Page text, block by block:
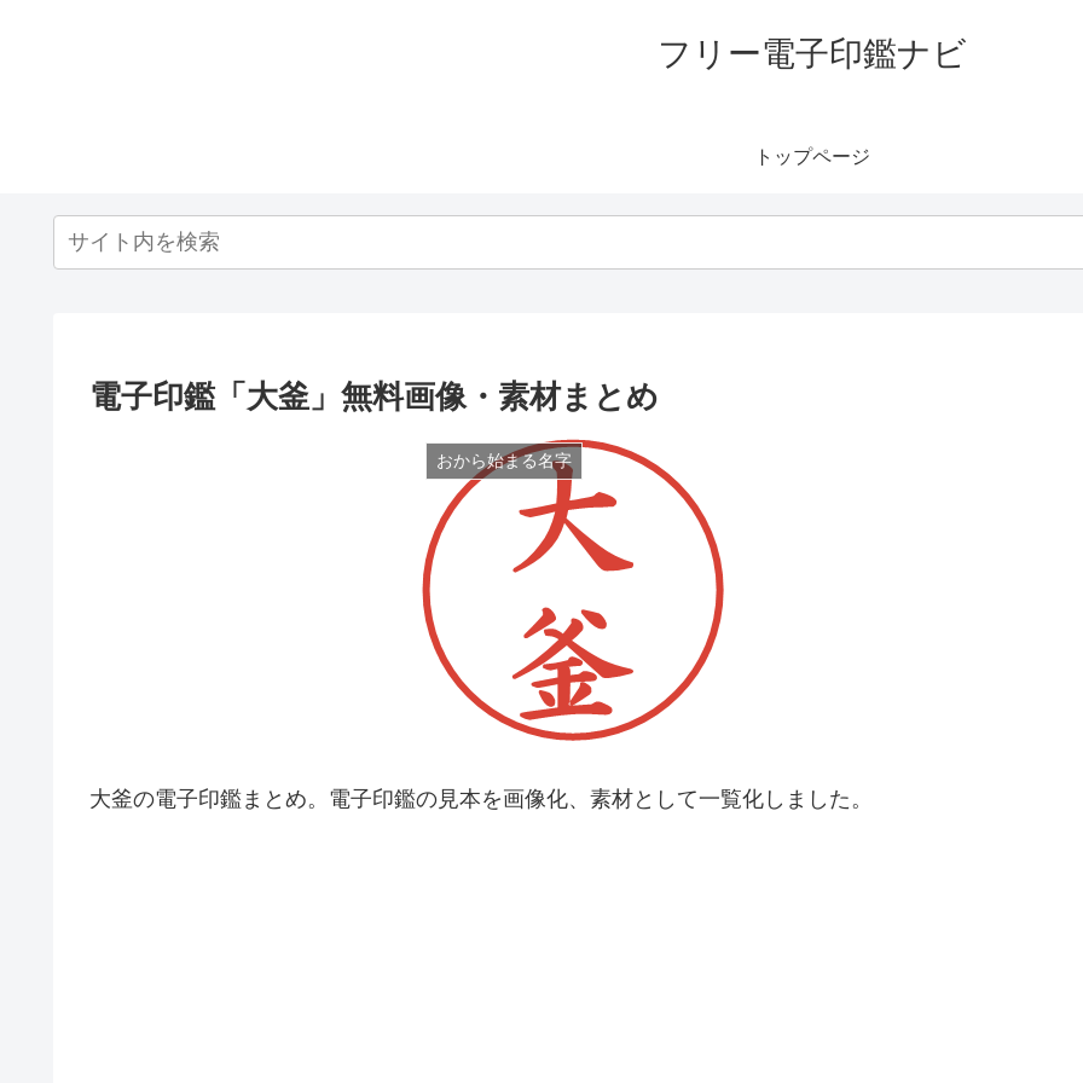
フリー電子印鑑ナビ
トップページ
電子印鑑「大釜」無料画像・素材まとめ
おから始まる名字
大釜の電子印鑑まとめ。電子印鑑の見本を画像化、素材として一覧化しました。